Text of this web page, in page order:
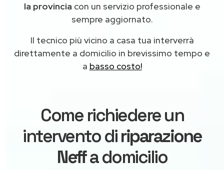
la provincia con un servizio professionale e
sempre aggiornato.
Il tecnico più vicino a casa tua interverrà
direttamente a domicilio in brevissimo tempo e
a basso costo!
Come richiedere un
intervento diriparazione
Neffa domicilio